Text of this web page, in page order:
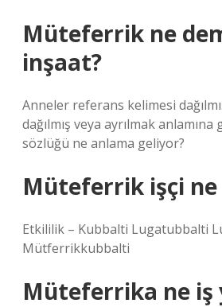
Müteferrik ne
inşaat?
Anneler referans kelimesi
dağılmış veya ayrılmak anlamına
sözlüğü ne anlama geliyor?
Müteferrik işçi ne
Etkililik – Kubbalti Lugatubbalti
Mütferrikkubbalti
Müteferrika ne iş